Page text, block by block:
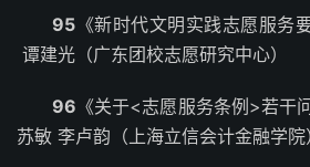
95 《新时代文明实践志愿服务
谭建光（广东团校志愿研究中心）
96 《关于<志愿服务条例>若
苏敏 李卢韵（上海立信会计金融学院